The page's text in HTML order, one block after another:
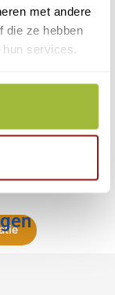
met andere
die ze hebben
services.